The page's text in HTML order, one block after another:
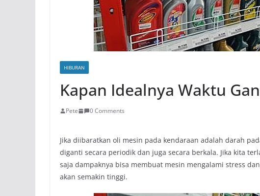
HIBURAN
Kapan Idealnya Waktu
Pete 0 Comments
Jika diibaratkan oli mesin pada kendaraan adalah darah
diganti secara periodik dan juga secara berkala. Jika kita
saja dampaknya bisa membuat mesin mengalami stress
akan semakin tinggi.